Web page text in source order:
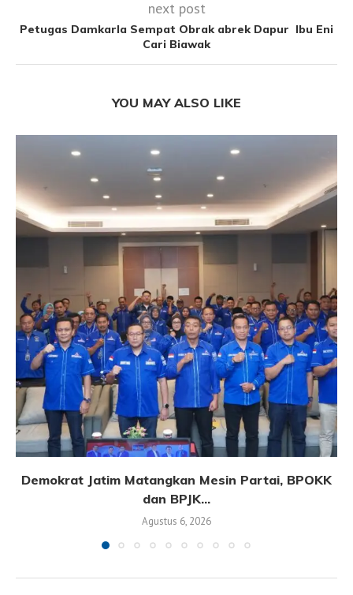
next post
Petugas Damkarla Sempat Obrak abrek Dapur Ibu Eni
Cari Biawak
YOU MAY ALSO LIKE
Demokrat Jatim Matangkan Mesin Partai, BPOKK
dan BPJK...
Agustus 6, 2026